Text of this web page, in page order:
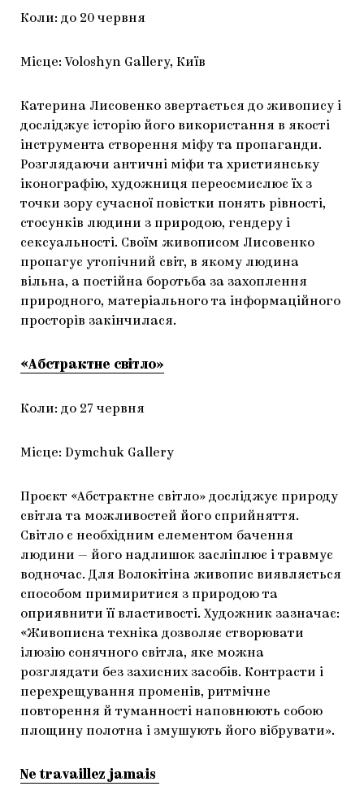
Коли: до 20 червня
Місце: Voloshyn Gallery, Київ
Катерина Лисовенко звертається до живопису і
досліджує історію його використання в якості
інструмента створення міфу та пропаганди.
Розглядаючи античні міфи та християнську
іконографію, художниця переосмислює їх з
точки зору сучасної повістки понять рівності,
стосунків людини з природою, гендеру і
сексуальності. Своїм живописом Лисовенко
пропагує утопічний світ, в якому людина
вільна, а постійна боротьба за захоплення
природного, матеріального та інформаційного
просторів закінчилася.
«Абстрактне світло»
Коли: до 27 червня
Місце: Dymchuk Gallery
Проєкт «Абстрактне світло» досліджує природу
світла та можливостей його сприйняття.
Світло є необхідним елементом бачення
людини — його надлишок засліплює і травмує
водночас. Для Волокітіна живопис виявляється
способом примиритися з природою та
оприявнити її властивості. Художник зазначає:
«Живописна техніка дозволяє створювати
ілюзію сонячного світла, яке можна
розглядати без захисних засобів. Контрасти і
перехрещування променів, ритмічне
повторення й туманності наповнюють собою
площину полотна і змушують його вібрувати».
Ne travaillez jamais